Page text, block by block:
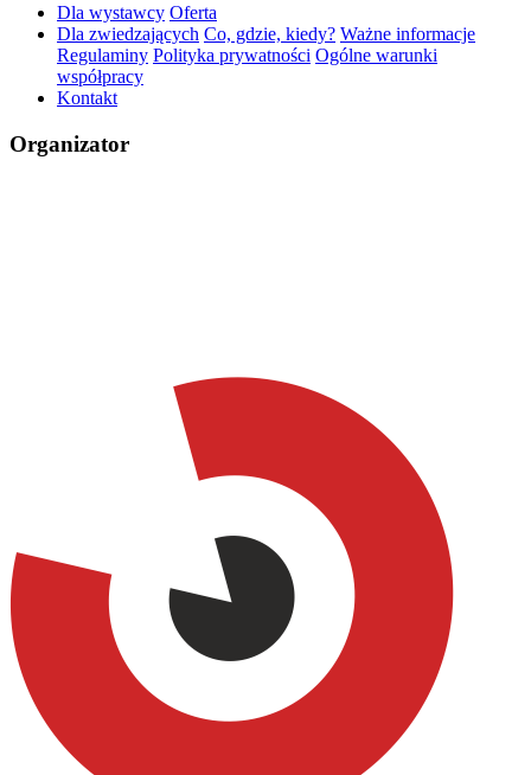
Dla wystawcy Oferta
Dla zwiedzających Co, gdzie, kiedy? Ważne informacje
Regulaminy Polityka prywatności Ogólne warunki
współpracy
Kontakt
Organizator